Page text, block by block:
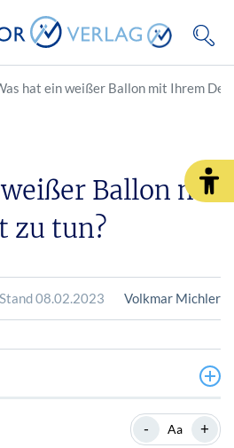
hat ein weißer Ballon mit Ihrem
Ballon mit
zu tun?
08.02.2023 Volkmar Michler
und China so angespannt wie
- Aa +